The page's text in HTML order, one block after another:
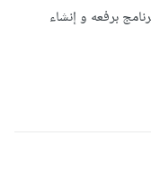
برفعه و إنشاء